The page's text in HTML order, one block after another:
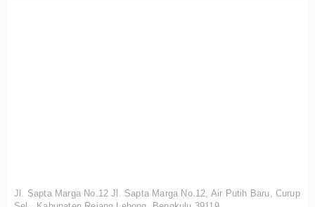
Jl. Sapta Marga No.12 Jl. Sapta Marga No.12, Air Putih Baru, Curup